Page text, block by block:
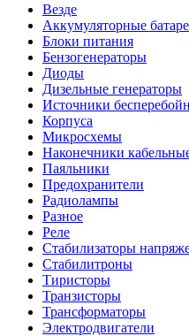
Везде
Аккумуляторные
Блоки питания
Бензогенераторы
Диоды
Дизельные генераторы
Источники
Корпуса
Микросхемы
Наконечники
Паяльники
Предохранители
Радиолампы
Разное
Реле
Стабилизаторы
Стабилитроны
Тиристоры
Транзисторы
Трансформаторы
Электродвигатели